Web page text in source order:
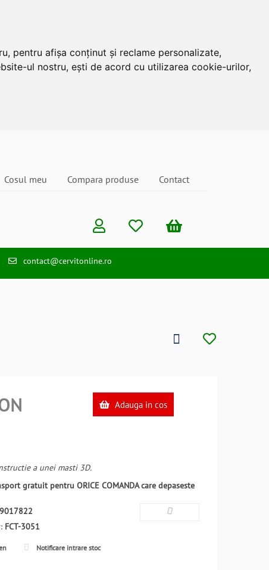
pentru afișa conținut și reclame personalizate,
ul nostru, ești de acord cu utilizarea cookie-urilor,
Cosul meu Compara produse Contact
contact@cervitonline.ro
Adauga in cos
a unei masti 3D.
gratuit pentru ORICE COMANDA care depaseste
FCT-3051
Notificare intrare stoc